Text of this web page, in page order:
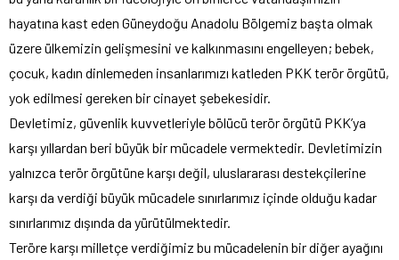
hayatına kast eden Güneydoğu Anadolu Bölgemiz başta olmak
üzere ülkemizin gelişmesini ve kalkınmasını engelleyen; bebek,
çocuk, kadın dinlemeden insanlarımızı katleden PKK terör örgütü,
yok edilmesi gereken bir cinayet şebekesidir.
Devletimiz, güvenlik kuvvetleriyle bölücü terör örgütü PKK’ya
karşı yıllardan beri büyük bir mücadele vermektedir. Devletimizin
yalnızca terör örgütüne karşı değil, uluslararası destekçilerine
karşı da verdiği büyük mücadele sınırlarımız içinde olduğu kadar
sınırlarımız dışında da yürütülmektedir.
Teröre karşı milletçe verdiğimiz bu mücadelenin bir diğer ayağını